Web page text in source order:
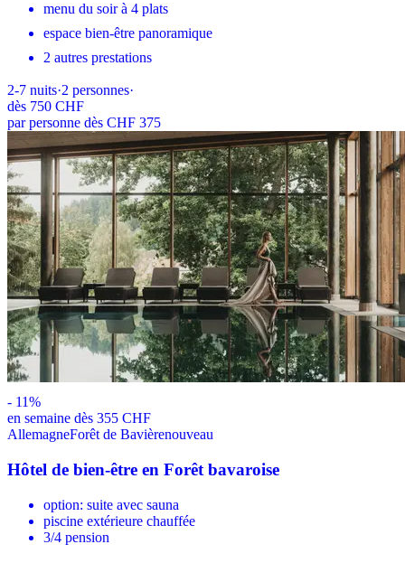
menu du soir à 4 plats
espace bien-être panoramique
2 autres prestations
2-7 nuits·2 personnes·
dès 750 CHF
par personne dès CHF 375
- 11%
en semaine dès 355 CHF
AllemagneForêt de Bavièrenouveau
Hôtel de bien-être en Forêt bavaroise
option: suite avec sauna
piscine extérieure chauffée
3/4 pension